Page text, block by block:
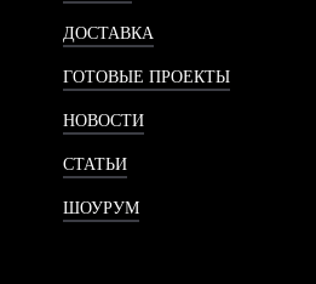
ДОСТАВКА
ГОТОВЫЕ ПРОЕКТЫ
НОВОСТИ
СТАТЬИ
ШОУРУМ